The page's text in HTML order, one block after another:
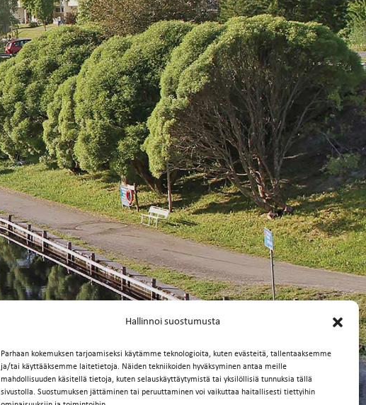
Hallinnoi suostumusta
Parhaan kokemuksen tarjoamiseksi käytämme teknologioita, kuten evästeitä, tallentaaksemme
ja/tai käyttääksemme laitetietoja. Näiden tekniikoiden hyväksyminen antaa meille
mahdollisuuden käsitellä tietoja, kuten selauskäyttäytymistä tai yksilöllisiä tunnuksia tällä
sivustolla. Suostumuksen jättäminen tai peruuttaminen voi vaikuttaa haitallisesti tiettyihin